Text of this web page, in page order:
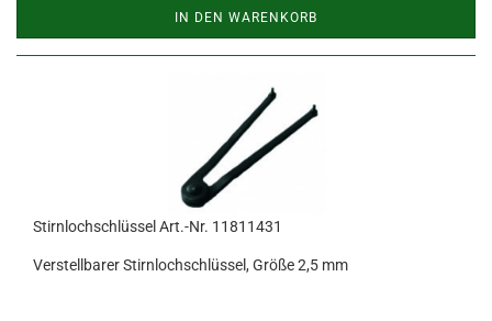
IN DEN WARENKORB
Stirnlochschlüssel Art.-Nr. 11811431
Verstellbarer Stirnlochschlüssel, Größe 2,5 mm